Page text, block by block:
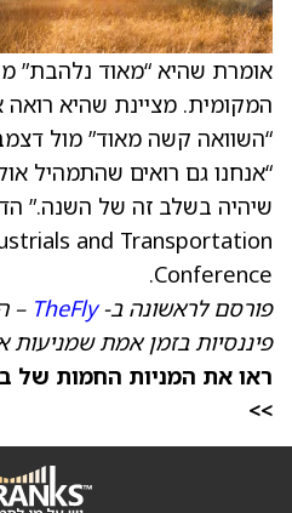
אומרת שהיא “מאוד נלהבת”
המקומית. מציינת שהיא
“השוואה קשה מאוד” מול
“אנחנו גם רואים שהתמהיל
and Transportation
Conference.
פורסם לראשונה ב-TheFly
–
פיננסיות בזמן אמת
>>